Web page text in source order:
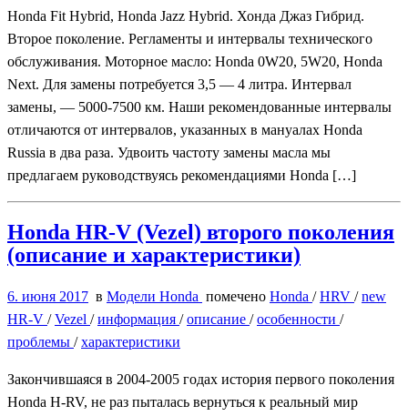
Honda Fit Hybrid, Honda Jazz Hybrid. Хонда Джаз Гибрид.
Второе поколение. Регламенты и интервалы технического
обслуживания. Моторное масло: Honda 0W20, 5W20, Honda
Next. Для замены потребуется 3,5 — 4 литра. Интервал
замены, — 5000-7500 км. Наши рекомендованные интервалы
отличаются от интервалов, указанных в мануалах Honda
Russia в два раза. Удвоить частоту замены масла мы
предлагаем руководствуясь рекомендациями Honda […]
Honda HR-V (Vezel) второго поколения
(описание и характеристики)
6. июня 2017 в Модели Honda помечено Honda /HRV /new
HR-V /Vezel /информация /описание /особенности /
проблемы /характеристики
Закончившаяся в 2004-2005 годах история первого поколения
Honda H-RV, не раз пыталась вернуться к реальный мир